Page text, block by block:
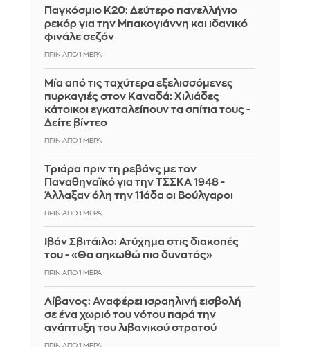
Παγκόσμιο Κ20: Δεύτερο πανελλήνιο
ρεκόρ για την Μπακογιάννη και ιδανικό
φινάλε σεζόν
ΠΡΙΝ ΑΠΌ 1 ΜΈΡΑ
Μία από τις ταχύτερα εξελισσόμενες
πυρκαγιές στον Καναδά: Χιλιάδες
κάτοικοι εγκαταλείπουν τα σπίτια τους -
Δείτε βίντεο
ΠΡΙΝ ΑΠΌ 1 ΜΈΡΑ
Τριάρα πριν τη ρεβάνς με τον
Παναθηναϊκό για την ΤΣΣΚΑ 1948 -
Άλλαξαν όλη την 11άδα οι Βούλγαροι
ΠΡΙΝ ΑΠΌ 1 ΜΈΡΑ
Ιβάν Σβιτάιλο: Ατύχημα στις διακοπές
του - «Θα σηκωθώ πιο δυνατός»
ΠΡΙΝ ΑΠΌ 1 ΜΈΡΑ
Λίβανος: Αναφέρει ισραηλινή εισβολή
σε ένα χωριό του νότου παρά την
ανάπτυξη του λιβανικού στρατού